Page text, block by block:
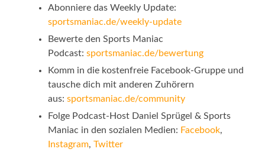
Abonniere das Weekly Update:
sportsmaniac.de/weekly-update
Bewerte den Sports Maniac
Podcast:sportsmaniac.de/bewertung
Komm in die kostenfreie Facebook-Gruppe und
tausche dich mit anderen Zuhörern
aus:sportsmaniac.de/community
Folge Podcast-Host Daniel Sprügel & Sports
Maniac in den sozialen Medien: Facebook,
Instagram,Twitter